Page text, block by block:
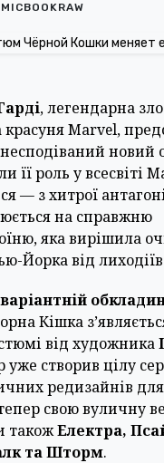
, легендарна
красуня Marvel,
новий
її роль у всесвіті
— з хитрої
на справжню
яка вирішила
Йорка від
варіантній
Кішка
від художника
уже створив цілу
редизайнів
свою вуличну
такожЕлектра,
та Шторм.